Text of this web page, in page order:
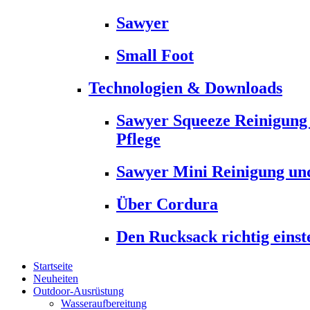
Sawyer
Small Foot
Technologien & Downloads
Sawyer Squeeze
Pflege
Sawyer Mini Reinigung
Über Cordura
Den Rucksack richtig
Startseite
Neuheiten
Outdoor-Ausrüstung
Wasseraufbereitung